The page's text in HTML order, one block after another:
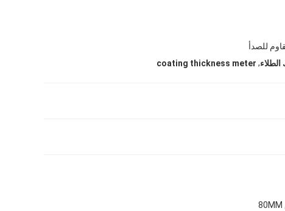
للصدأ
,
coating thickness meter